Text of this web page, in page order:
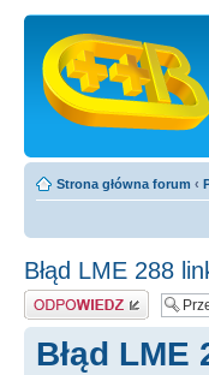
Strona główna forum ‹
Błąd LME 288
Odpowiedz
Błąd LME